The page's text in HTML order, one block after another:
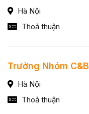
Hà Nội
Thoả thuận
Trưởng Nhóm C&B
Hà Nội
Thoả thuận